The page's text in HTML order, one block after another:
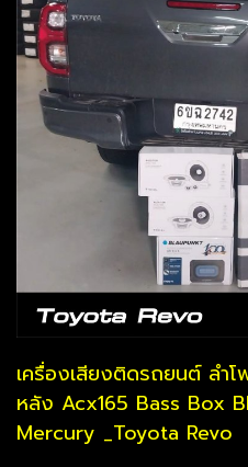
เครื่องเสียงติดรถยนต์ ลำ
หลัง Acx165 Bass Box
Mercury _Toyota Revo